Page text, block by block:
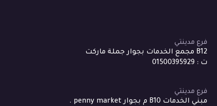
فرع مدينتي
B12 مجمع الخدمات بجوار جملة ماركت
ت : 01500395929
فرع مدينتي
مبني الخدمات B10 م بجوار penny market .